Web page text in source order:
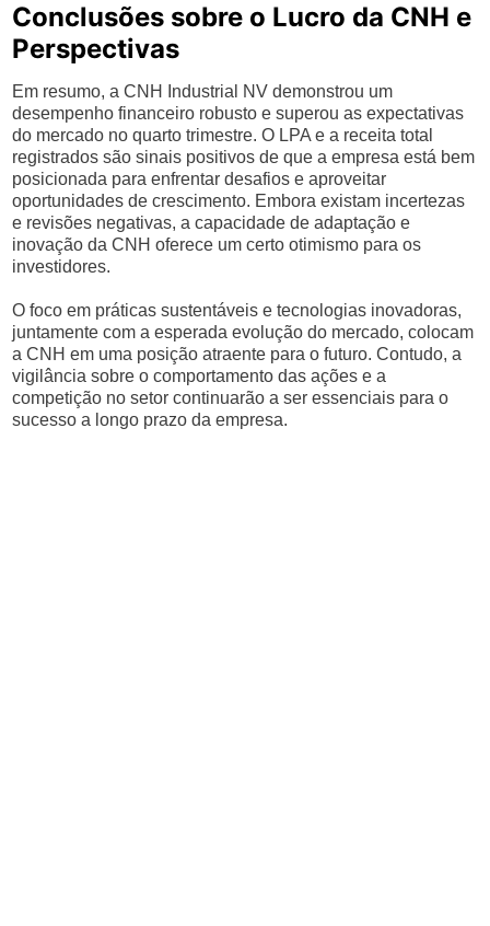
Conclusões sobre o Lucro da CNH e
Perspectivas
Em resumo, a CNH Industrial NV demonstrou um
desempenho financeiro robusto e superou as expectativas
do mercado no quarto trimestre. O LPA e a receita total
registrados são sinais positivos de que a empresa está bem
posicionada para enfrentar desafios e aproveitar
oportunidades de crescimento. Embora existam incertezas
e revisões negativas, a capacidade de adaptação e
inovação da CNH oferece um certo otimismo para os
investidores.
O foco em práticas sustentáveis e tecnologias inovadoras,
juntamente com a esperada evolução do mercado, colocam
a CNH em uma posição atraente para o futuro. Contudo, a
vigilância sobre o comportamento das ações e a
competição no setor continuarão a ser essenciais para o
sucesso a longo prazo da empresa.